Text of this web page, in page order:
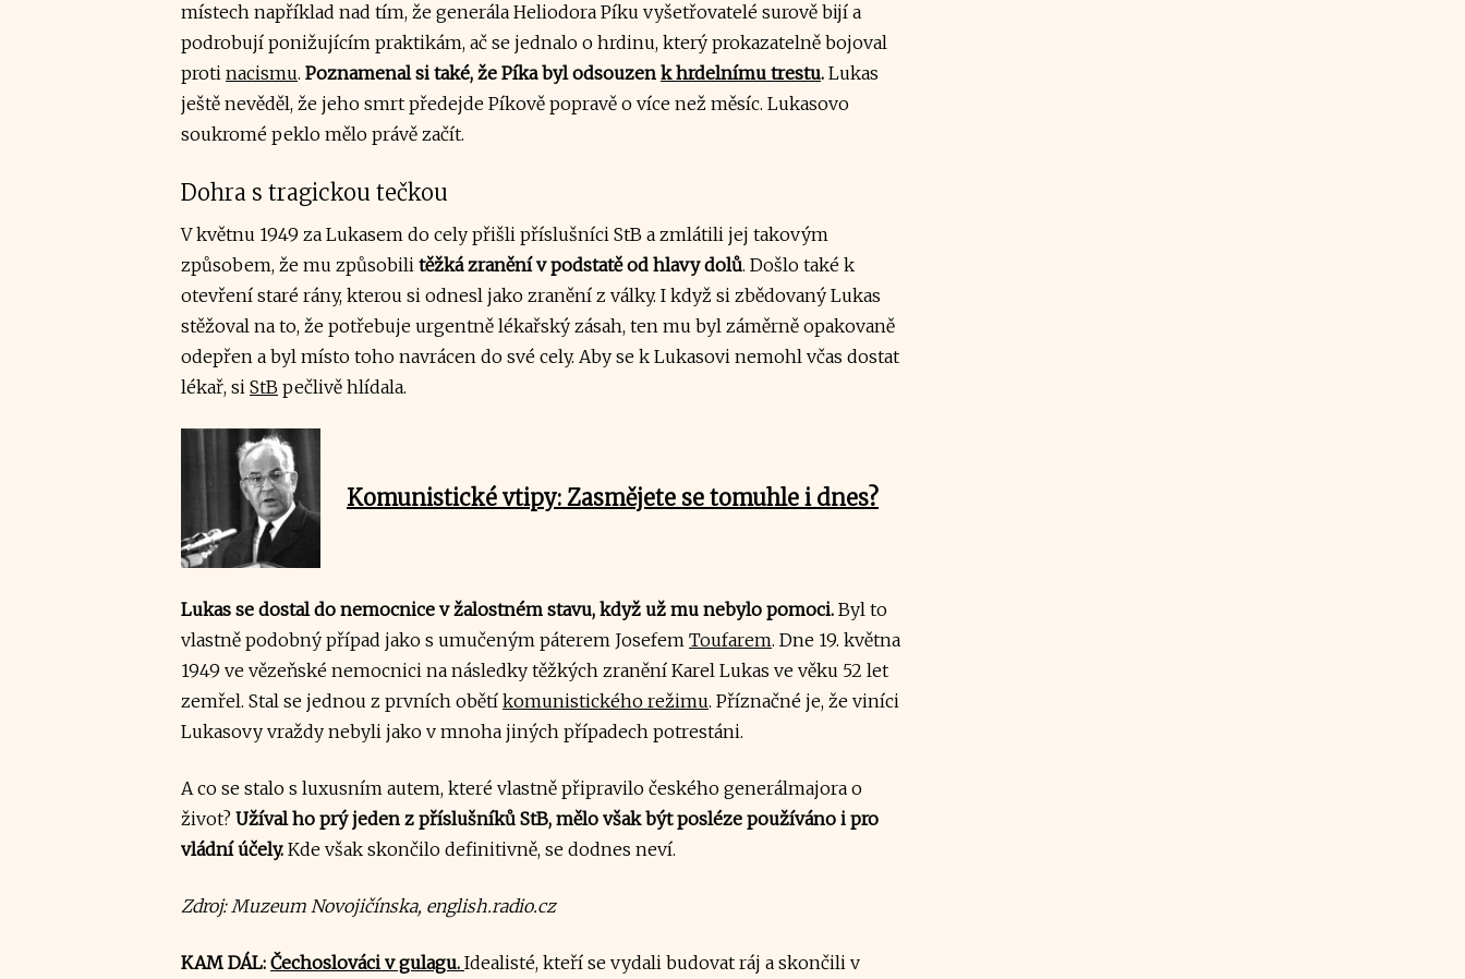
místech například nad tím, že generála Heliodora Píku vyšetřovatelé surově bijí a
podrobují ponižujícím praktikám, ač se jednalo o hrdinu, který prokazatelně bojoval
proti nacismu. Poznamenal si také, že Píka byl odsouzen k hrdelnímu trestu. Lukas
ještě nevěděl, že jeho smrt předejde Píkově popravě o více než měsíc. Lukasovo
soukromé peklo mělo právě začít.
Dohra s tragickou tečkou
V květnu 1949 za Lukasem do cely přišli příslušníci StB a zmlátili jej takovým
způsobem, že mu způsobili těžká zranění v podstatě od hlavy dolů. Došlo také k
otevření staré rány, kterou si odnesl jako zranění z války. I když si zbědovaný Lukas
stěžoval na to, že potřebuje urgentně lékařský zásah, ten mu byl záměrně opakovaně
odepřen a byl místo toho navrácen do své cely. Aby se k Lukasovi nemohl včas dostat
lékař, si StB pečlivě hlídala.
Komunistické vtipy: Zasmějete se tomuhle i dnes?
Lukas se dostal do nemocnice v žalostném stavu, když už mu nebylo pomoci. Byl to
vlastně podobný případ jako s umučeným páterem Josefem Toufarem. Dne 19. května
1949 ve vězeňské nemocnici na následky těžkých zranění Karel Lukas ve věku 52 let
zemřel. Stal se jednou z prvních obětí komunistického režimu. Příznačné je, že viníci
Lukasovy vraždy nebyli jako v mnoha jiných případech potrestáni.
A co se stalo s luxusním autem, které vlastně připravilo českého generálmajora o
život? Užíval ho prý jeden z příslušníků StB, mělo však být posléze používáno i pro
vládní účely. Kde však skončilo definitivně, se dodnes neví.
Zdroj: Muzeum Novojičínska, english.radio.cz
KAM DÁL: Čechoslováci v gulagu. Idealisté, kteří se vydali budovat ráj a skončili v